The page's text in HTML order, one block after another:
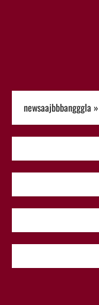
newsaajbbbangggla »